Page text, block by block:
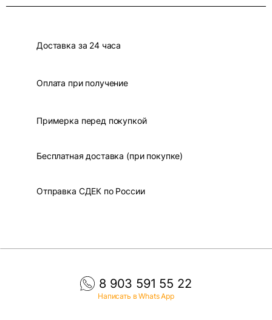
Доставка за 24 часа
Оплата при получение
Примерка перед покупкой
Бесплатная доставка (при покупке)
Отправка СДЕК по России
8 903 591 55 22
Написать в Whats App